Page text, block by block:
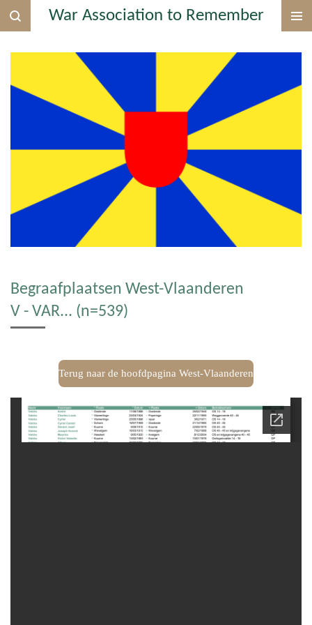
Ga
direct
naar
hoofdinhoud
War Association to Remember
Begraafplaatsen West-Vlaanderen
V - VAR... (n=539)
Terug naar de hoofdpagina West-Vlaanderen